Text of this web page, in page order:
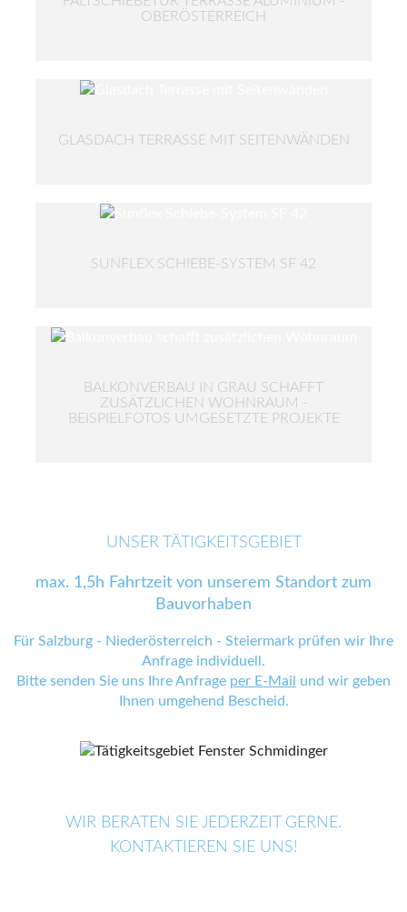
OBERÖSTERREICH
GLASDACH TERRASSE MIT SEITENWÄNDEN
SUNFLEX SCHIEBE-SYSTEM SF 42
BALKONVERBAU IN GRAU SCHAFFT
ZUSÄTZLICHEN WOHNRAUM -
BEISPIELFOTOS UMGESETZTE PROJEKTE
UNSER TÄTIGKEITSGEBIET
max. 1,5h Fahrtzeit von unserem Standort zum
Bauvorhaben
Für Salzburg - Niederösterreich - Steiermark prüfen wir Ihre
Anfrage individuell.
Bitte senden Sie uns Ihre Anfrage per E-Mail
und wir geben
Ihnen umgehend Bescheid.
WIR BERATEN SIE JEDERZEIT GERNE.
KONTAKTIEREN SIE UNS!